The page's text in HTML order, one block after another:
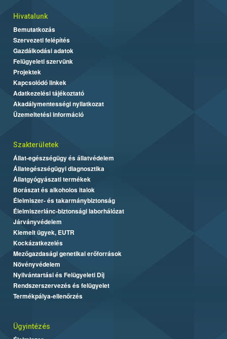
Hivatalunk
Bemutatkozás
Szervezeti felépítés
Gazdálkodási adatok
Felügyeleti szervünk
Projektek
Kapcsolódó linkek
Adatkezelési tájékoztató
Akadálymentességi nyilatkozat
Üzemeltetési információ
Szakterületek
Állat-egészségügy és állatvédelem
Állategészségügyi diagnosztika
Állatgyógyászati termékek
Borászat és alkoholos italok
Élelmiszer- és takarmánybiztonság
Élelmiszerlánc-biztonsági laborhálózat
Járványvédelem
Kiemelt ügyek, EUTR
Kockázatkezelés
Mezőgazdasági genetikai erőforrások
Növényvédelem
Nyilvántartási és Felügyeleti Díj
Rendszerszervezés és felügyelet
Termékpálya-ellenőrzés
Ügyintézés